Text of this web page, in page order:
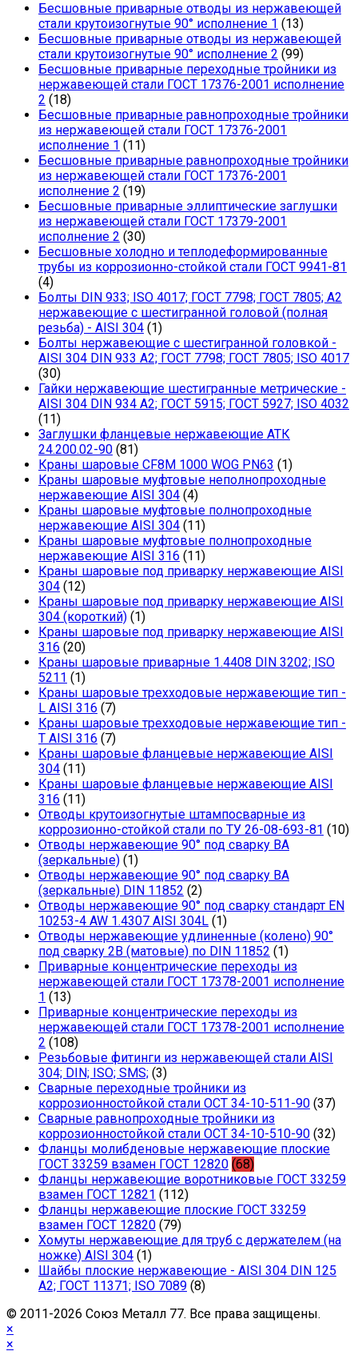
Бесшовные приварные отводы из нержавеющей
стали крутоизогнутые 90° исполнение 1 (13)
Бесшовные приварные отводы из нержавеющей
стали крутоизогнутые 90° исполнение 2 (99)
Бесшовные приварные переходные тройники из
нержавеющей стали ГОСТ 17376-2001 исполнение
2 (18)
Бесшовные приварные равнопроходные тройники
из нержавеющей стали ГОСТ 17376-2001
исполнение 1 (11)
Бесшовные приварные равнопроходные тройники
из нержавеющей стали ГОСТ 17376-2001
исполнение 2 (19)
Бесшовные приварные эллиптические заглушки
из нержавеющей стали ГОСТ 17379-2001
исполнение 2 (30)
Бесшовные холодно и теплодеформированные
трубы из коррозионно-стойкой стали ГОСТ 9941-81
(4)
Болты DIN 933; ISO 4017; ГОСТ 7798; ГОСТ 7805; А2
нержавеющие с шестигранной головой (полная
резьба) - AISI 304 (1)
Болты нержавеющие с шестигранной головкой -
AISI 304 DIN 933 A2; ГОСТ 7798; ГОСТ 7805; ISO 4017
(30)
Гайки нержавеющие шестигранные метрические -
AISI 304 DIN 934 А2; ГОСТ 5915; ГОСТ 5927; ISO 4032
(11)
Заглушки фланцевые нержавеющие АТК
24.200.02-90 (81)
Краны шаровые CF8M 1000 WOG PN63 (1)
Краны шаровые муфтовые неполнопроходные
нержавеющие AISI 304 (4)
Краны шаровые муфтовые полнопроходные
нержавеющие AISI 304 (11)
Краны шаровые муфтовые полнопроходные
нержавеющие AISI 316 (11)
Краны шаровые под приварку нержавеющие AISI
304 (12)
Краны шаровые под приварку нержавеющие AISI
304 (короткий) (1)
Краны шаровые под приварку нержавеющие AISI
316 (20)
Краны шаровые приварные 1.4408 DIN 3202; ISO
5211 (1)
Краны шаровые трехходовые нержавеющие тип -
L AISI 316 (7)
Краны шаровые трехходовые нержавеющие тип -
T AISI 316 (7)
Краны шаровые фланцевые нержавеющие AISI
304 (11)
Краны шаровые фланцевые нержавеющие AISI
316 (11)
Отводы крутоизогнутые штампосварные из
коррозионно-стойкой стали по ТУ 26-08-693-81 (10)
Отводы нержавеющие 90° под сварку ВА
(зеркальные) (1)
Отводы нержавеющие 90° под сварку ВА
(зеркальные) DIN 11852 (2)
Отводы нержавеющие 90° под сварку стандарт EN
10253-4 AW 1.4307 AISI 304L (1)
Отводы нержавеющие удлиненные (колено) 90°
под сварку 2В (матовые) по DIN 11852 (1)
Приварные концентрические переходы из
нержавеющей стали ГОСТ 17378-2001 исполнение
1 (13)
Приварные концентрические переходы из
нержавеющей стали ГОСТ 17378-2001 исполнение
2 (108)
Резьбовые фитинги из нержавеющей стали AISI
304; DIN; ISO; SMS; (3)
Сварные переходные тройники из
коррозионностойкой стали ОСТ 34-10-511-90 (37)
Сварные равнопроходные тройники из
коррозионностойкой стали ОСТ 34-10-510-90 (32)
Фланцы молибденовые нержавеющие плоские
ГОСТ 33259 взамен ГОСТ 12820 (68)
Фланцы нержавеющие воротниковые ГОСТ 33259
взамен ГОСТ 12821 (112)
Фланцы нержавеющие плоские ГОСТ 33259
взамен ГОСТ 12820 (79)
Хомуты нержавеющие для труб с держателем (на
ножке) AISI 304 (1)
Шайбы плоские нержавеющие - AISI 304 DIN 125
A2; ГОСТ 11371; ISO 7089 (8)
© 2011-2026 Cоюз Металл 77. Все права защищены.
×
×